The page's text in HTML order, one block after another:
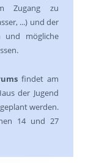
Zugang zu
...) und der
und mögliche
findet am
der Jugend
werden.
14 und 27